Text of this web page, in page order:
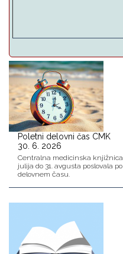
Poletni delovni čas CMK
30. 6. 2026
Centralna medicinska knjižnica
julija do 31. avgusta poslovala
delovnem času.